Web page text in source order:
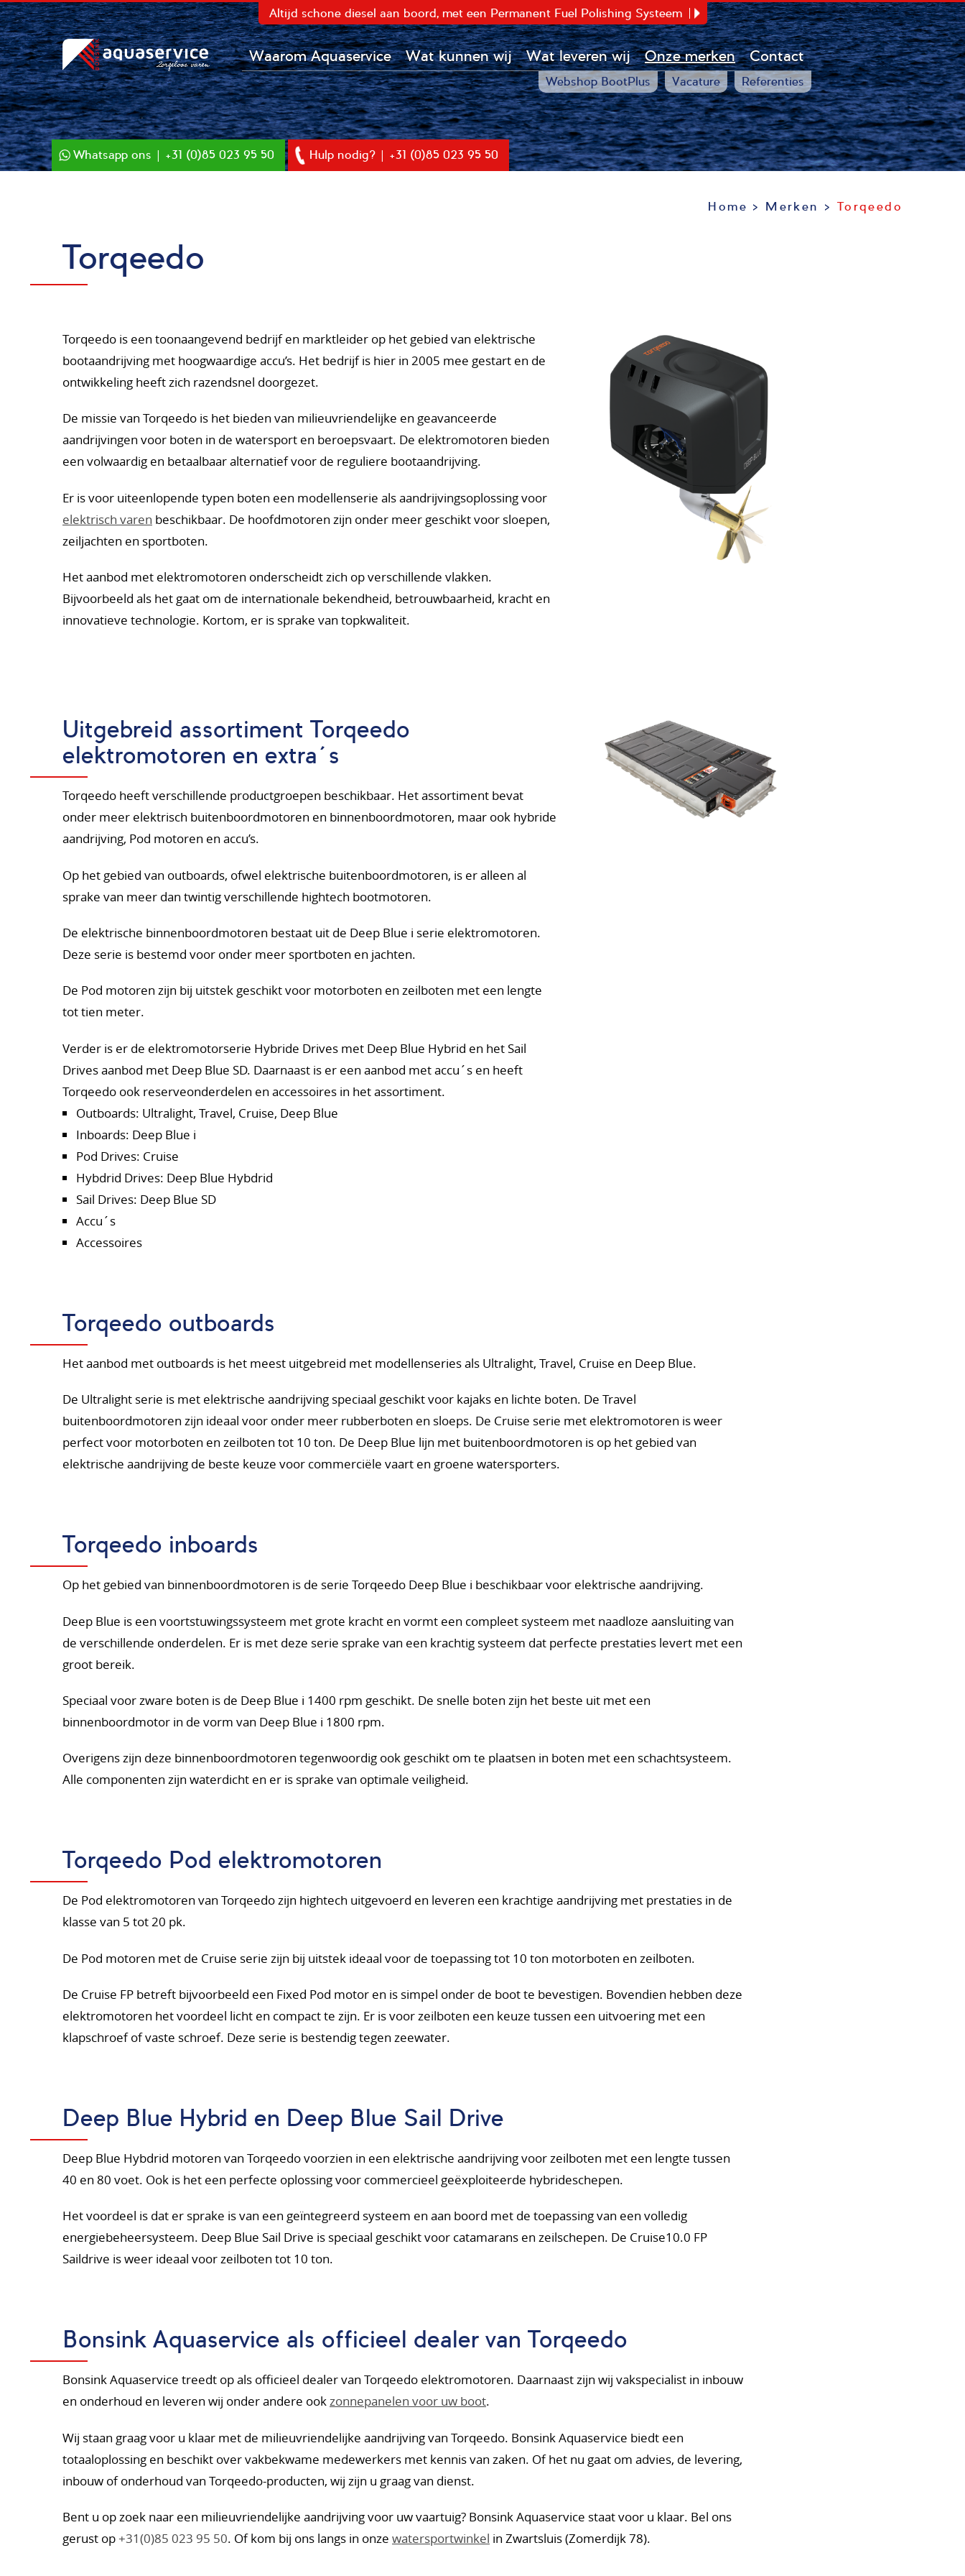
Altijd schone diesel aan boord, met een Permanent Fuel Polishing Systeem
Waarom Aquaservice Wat kunnen wij Wat leveren wij Onze merken Contact
Webshop BootPlus Vacature Referenties
Whatsapp ons | +31 (0)85 023 95 50 Hulp nodig? | +31 (0)85 023 95 50
Home > Merken > Torqeedo
Torqeedo
Torqeedo is een toonaangevend bedrijf en marktleider op het gebied van elektrische
bootaandrijving met hoogwaardige accu’s. Het bedrijf is hier in 2005 mee gestart en de
ontwikkeling heeft zich razendsnel doorgezet.
De missie van Torqeedo is het bieden van milieuvriendelijke en geavanceerde
aandrijvingen voor boten in de watersport en beroepsvaart. De elektromotoren bieden
een volwaardig en betaalbaar alternatief voor de reguliere bootaandrijving.
Er is voor uiteenlopende typen boten een modellenserie als aandrijvingsoplossing voor
elektrisch varen beschikbaar. De hoofdmotoren zijn onder meer geschikt voor sloepen,
zeiljachten en sportboten.
Het aanbod met elektromotoren onderscheidt zich op verschillende vlakken.
Bijvoorbeeld als het gaat om de internationale bekendheid, betrouwbaarheid, kracht en
innovatieve technologie. Kortom, er is sprake van topkwaliteit.
Uitgebreid assortiment Torqeedo
elektromotoren en extra´s
Torqeedo heeft verschillende productgroepen beschikbaar. Het assortiment bevat
onder meer elektrisch buitenboordmotoren en binnenboordmotoren, maar ook hybride
aandrijving, Pod motoren en accu’s.
Op het gebied van outboards, ofwel elektrische buitenboordmotoren, is er alleen al
sprake van meer dan twintig verschillende hightech bootmotoren.
De elektrische binnenboordmotoren bestaat uit de Deep Blue i serie elektromotoren.
Deze serie is bestemd voor onder meer sportboten en jachten.
De Pod motoren zijn bij uitstek geschikt voor motorboten en zeilboten met een lengte
tot tien meter.
Verder is er de elektromotorserie Hybride Drives met Deep Blue Hybrid en het Sail
Drives aanbod met Deep Blue SD. Daarnaast is er een aanbod met accu´s en heeft
Torqeedo ook reserveonderdelen en accessoires in het assortiment.
Outboards: Ultralight, Travel, Cruise, Deep Blue
Inboards: Deep Blue i
Pod Drives: Cruise
Hybdrid Drives: Deep Blue Hybdrid
Sail Drives: Deep Blue SD
Accu´s
Accessoires
Torqeedo outboards
Het aanbod met outboards is het meest uitgebreid met modellenseries als Ultralight, Travel, Cruise en Deep Blue.
De Ultralight serie is met elektrische aandrijving speciaal geschikt voor kajaks en lichte boten. De Travel
buitenboordmotoren zijn ideaal voor onder meer rubberboten en sloeps. De Cruise serie met elektromotoren is weer
perfect voor motorboten en zeilboten tot 10 ton. De Deep Blue lijn met buitenboordmotoren is op het gebied van
elektrische aandrijving de beste keuze voor commerciële vaart en groene watersporters.
Torqeedo inboards
Op het gebied van binnenboordmotoren is de serie Torqeedo Deep Blue i beschikbaar voor elektrische aandrijving.
Deep Blue is een voortstuwingssysteem met grote kracht en vormt een compleet systeem met naadloze aansluiting van
de verschillende onderdelen. Er is met deze serie sprake van een krachtig systeem dat perfecte prestaties levert met een
groot bereik.
Speciaal voor zware boten is de Deep Blue i 1400 rpm geschikt. De snelle boten zijn het beste uit met een
binnenboordmotor in de vorm van Deep Blue i 1800 rpm.
Overigens zijn deze binnenboordmotoren tegenwoordig ook geschikt om te plaatsen in boten met een schachtsysteem.
Alle componenten zijn waterdicht en er is sprake van optimale veiligheid.
Torqeedo Pod elektromotoren
De Pod elektromotoren van Torqeedo zijn hightech uitgevoerd en leveren een krachtige aandrijving met prestaties in de
klasse van 5 tot 20 pk.
De Pod motoren met de Cruise serie zijn bij uitstek ideaal voor de toepassing tot 10 ton motorboten en zeilboten.
De Cruise FP betreft bijvoorbeeld een Fixed Pod motor en is simpel onder de boot te bevestigen. Bovendien hebben deze
elektromotoren het voordeel licht en compact te zijn. Er is voor zeilboten een keuze tussen een uitvoering met een
klapschroef of vaste schroef. Deze serie is bestendig tegen zeewater.
Deep Blue Hybrid en Deep Blue Sail Drive
Deep Blue Hybdrid motoren van Torqeedo voorzien in een elektrische aandrijving voor zeilboten met een lengte tussen
40 en 80 voet. Ook is het een perfecte oplossing voor commercieel geëxploiteerde hybrideschepen.
Het voordeel is dat er sprake is van een geïntegreerd systeem en aan boord met de toepassing van een volledig
energiebeheersysteem. Deep Blue Sail Drive is speciaal geschikt voor catamarans en zeilschepen. De Cruise10.0 FP
Saildrive is weer ideaal voor zeilboten tot 10 ton.
Bonsink Aquaservice als officieel dealer van Torqeedo
Bonsink Aquaservice treedt op als officieel dealer van Torqeedo elektromotoren. Daarnaast zijn wij vakspecialist in inbouw
en onderhoud en leveren wij onder andere ookzonnepanelen voor uw boot.
Wij staan graag voor u klaar met de milieuvriendelijke aandrijving van Torqeedo. Bonsink Aquaservice biedt een
totaaloplossing en beschikt over vakbekwame medewerkers met kennis van zaken. Of het nu gaat om advies, de levering,
inbouw of onderhoud van Torqeedo-producten, wij zijn u graag van dienst.
Bent u op zoek naar een milieuvriendelijke aandrijving voor uw vaartuig? Bonsink Aquaservice staat voor u klaar. Bel ons
gerust op+31(0)85 023 95 50. Of kom bij ons langs in onze watersportwinkel in Zwartsluis (Zomerdijk 78).